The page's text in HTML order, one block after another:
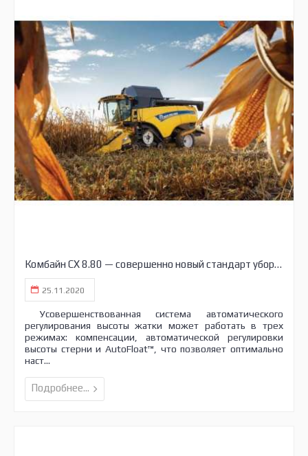
Комбайн CX 8.80 — совершенно новый стандарт уборки урожая
25.11.2020
Усовершенствованная система автоматического
регулирования высоты жатки может работать в трех
режимах: компенсации, автоматической регулировки
высоты стерни и AutoFloat™, что позволяет оптимально
наст...
Подробнее...